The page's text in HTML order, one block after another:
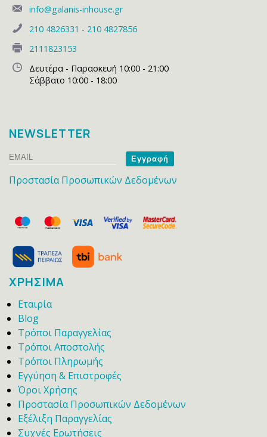
info@galanis-inhouse.gr
210 4826331 - 210 4827856
2111823153
Δευτέρα - Παρασκευή 10:00 - 21:00
Σάββατο 10:00 - 18:00
NEWSLETTER
Email
Name
Προστασία Προσωπικών Δεδομένων
ΧΡΗΣΙΜΑ
Εταιρία
Blog
Τρόποι Παραγγελίας
Τρόποι Αποστολής
Τρόποι Πληρωμής
Εγγύηση & Επιστροφές
Όροι Χρήσης
Προστασία Προσωπικών Δεδομένων
Εξέλιξη Παραγγελίας
Συχνές Ερωτήσεις